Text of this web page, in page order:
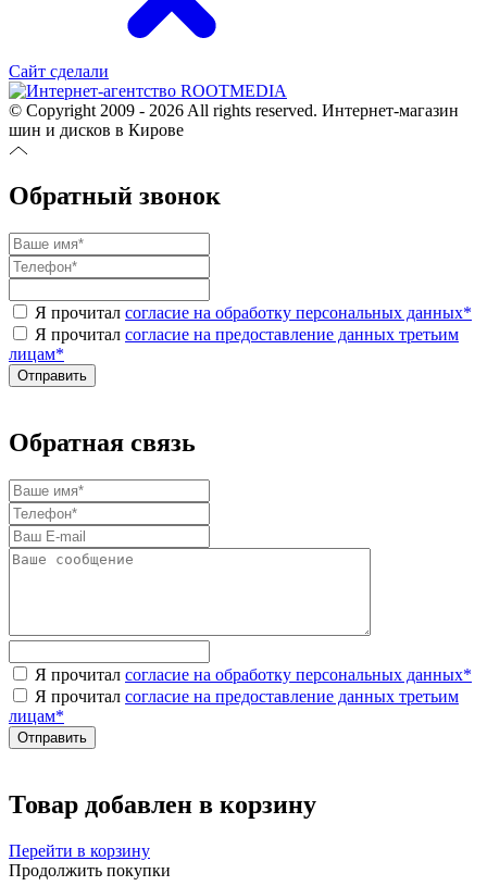
Сайт сделали
© Copyright 2009 - 2026 All rights reserved. Интернет-магазин
шин и дисков в Кирове
Обратный звонок
Я прочитал согласие на обработку персональных данных*
Я прочитал согласие на предоставление данных третьим
лицам*
Обратная связь
Я прочитал согласие на обработку персональных данных*
Я прочитал согласие на предоставление данных третьим
лицам*
Товар добавлен в корзину
Перейти в корзину
Продолжить покупки